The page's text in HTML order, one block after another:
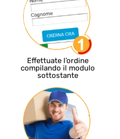
Effettuate l’ordine
compilando il modulo
sottostante